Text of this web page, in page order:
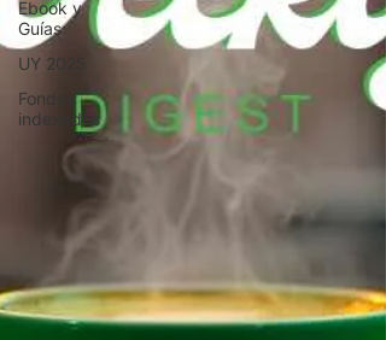
Ebook y
Guías
UY 2025
Fondos
indexados